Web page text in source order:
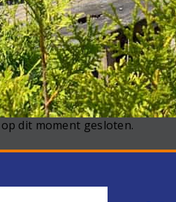
dit moment gesloten.